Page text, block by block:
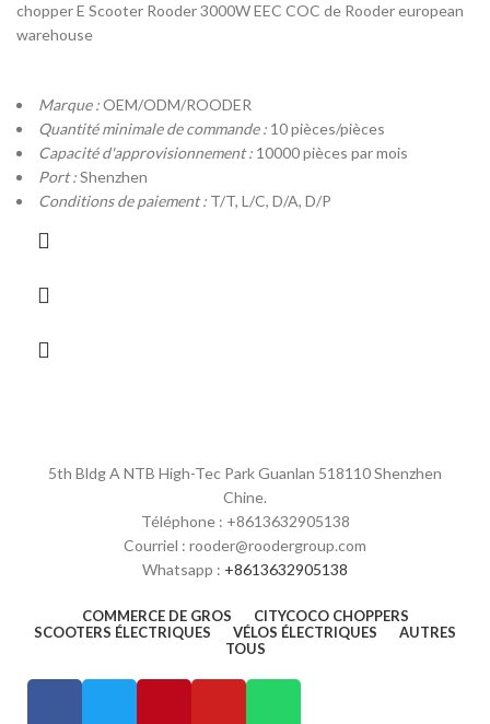
chopper E Scooter Rooder 3000W EEC COC de Rooder european
warehouse
Marque :OEM/ODM/ROODER
Quantité minimale de commande : 10 pièces/pièces
Capacité d'approvisionnement : 10000 pièces par mois
Port :Shenzhen
Conditions de paiement : T/T, L/C, D/A, D/P
5th Bldg A NTB High-Tec Park Guanlan 518110 Shenzhen
Chine.
Téléphone : +8613632905138
Courriel : rooder@roodergroup.com
Whatsapp : +8613632905138
COMMERCE DE GROS
CITYCOCO CHOPPERS
SCOOTERS ÉLECTRIQUES
VÉLOS ÉLECTRIQUES
AUTRES
TOUS